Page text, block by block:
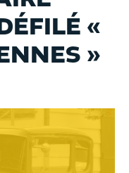
«
»